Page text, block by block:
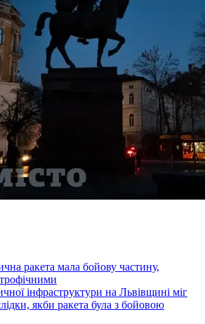
ракета мала бойову частину,
інфраструктури на Львівщині міг
якби ракета була з бойовою